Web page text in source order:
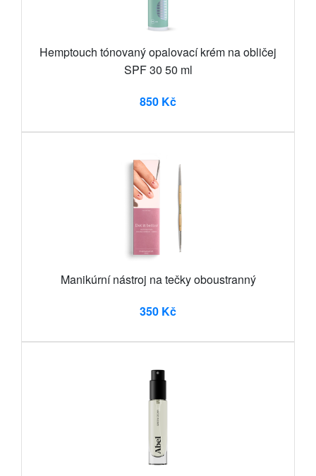
Hemptouch tónovaný opalovací krém na obličej
SPF 30 50 ml
850 Kč
Manikúrní nástroj na tečky oboustranný
350 Kč